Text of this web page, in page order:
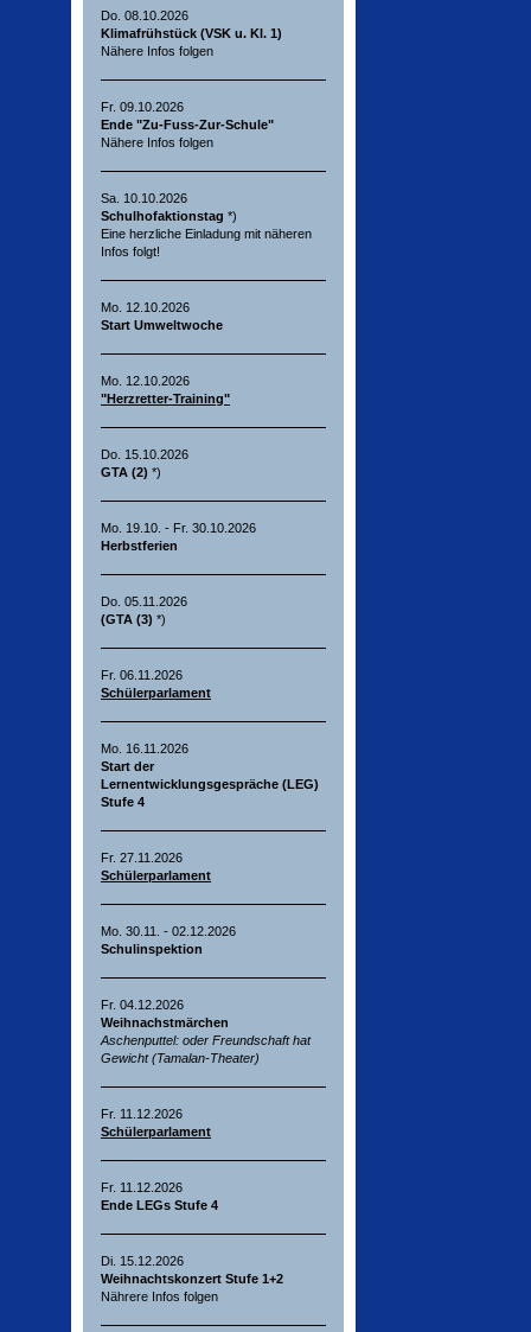
Do. 08.10.2026
Klimafrühstück (VSK u. Kl. 1)
Nähere Infos folgen
Fr. 09.10.2026
Ende "Zu-Fuss-Zur-Schule"
Nähere Infos folgen
Sa. 10.10.2026
Schulhofaktionstag *)
Eine herzliche Einladung mit näheren
Infos folgt!
Mo. 12.10.2026
Start Umweltwoche
Mo. 12.10.2026
"Herzretter-Training"
Do. 15.10.2026
GTA (2) *)
Mo. 19.10. - Fr. 30.10.2026
Herbstferien
Do. 05.11.2026
(GTA (3) *)
Fr. 06.11.2026
Schülerparlament
Mo. 16.11.2026
Start der
Lernentwicklungsgespräche (LEG)
Stufe 4
Fr. 27.11.2026
Schülerparlament
Mo. 30.11. - 02.12.2026
Schulinspektion
Fr. 04.12.2026
Weihnachstmärchen
Aschenputtel: oder Freundschaft hat
Gewicht (Tamalan-Theater)
Fr. 11.12.2026
Schülerparlament
Fr. 11.12.2026
Ende LEGs Stufe 4
Di. 15.12.2026
Weihnachtskonzert Stufe 1+2
Nährere Infos folgen